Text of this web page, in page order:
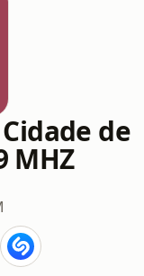
de
MHZ